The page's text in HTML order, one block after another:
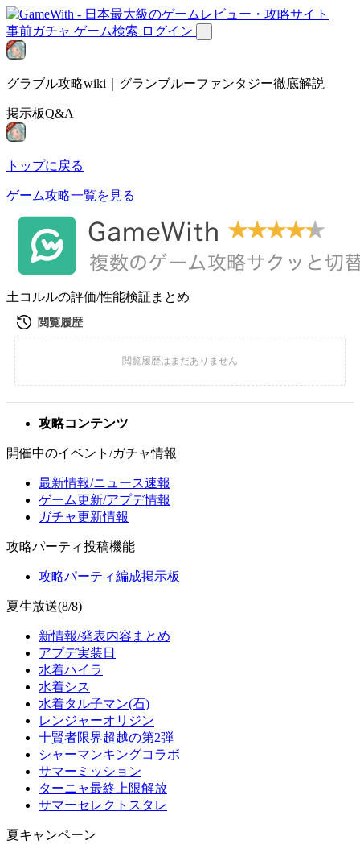
事前ガチャ ゲーム検索 ログイン
グラブル攻略wiki｜グランブルーファンタジー徹底解説
掲示板Q&A
トップに戻る
ゲーム攻略一覧を見る
土コルルの評価/性能検証まとめ
攻略コンテンツ
開催中のイベント/ガチャ情報
最新情報/ニュース速報
ゲーム更新/アプデ情報
ガチャ更新情報
攻略パーティ投稿機能
攻略パーティ編成掲示板
夏生放送(8/8)
新情報/発表内容まとめ
アプデ実装日
水着ハイラ
水着シス
水着タル子マン(石)
レンジャーオリジン
十賢者限界超越の第2弾
シャーマンキングコラボ
サマーミッション
ターニャ最終上限解放
サマーセレクトスタレ
夏キャンペーン